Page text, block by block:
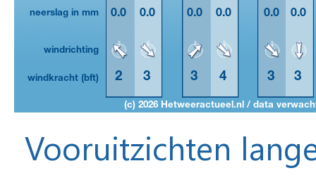
Vooruitzichten